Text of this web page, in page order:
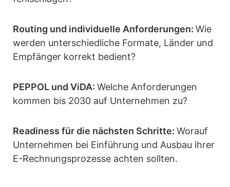
Routing und individuelle Anforderungen: Wie
werden unterschiedliche Formate, Länder und
Empfänger korrekt bedient?
PEPPOL und ViDA: Welche Anforderungen
kommen bis 2030 auf Unternehmen zu?
Readiness für die nächsten Schritte: Worauf
Unternehmen bei Einführung und Ausbau ihrer
E-Rechnungsprozesse achten sollten.